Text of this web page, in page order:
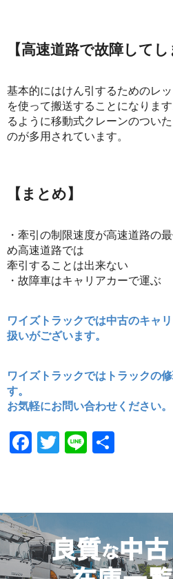
【高速道路で故障してし
基本的にはけん引するためのレ
を使って搬送することになりま
るように移動式クレーンのつい
のが多用されています。
【まとめ】
・牽引の制限速度が高速道路の
め高速道路では
牽引することは出来ない
・故障車はキャリアカーで運ぶ
ワイズトラックでは中古のキャ
扱いがございます。
ワイズトラックではトラックの
す。
お気軽にお問い合わせください。
Facebook
Twitter
Line